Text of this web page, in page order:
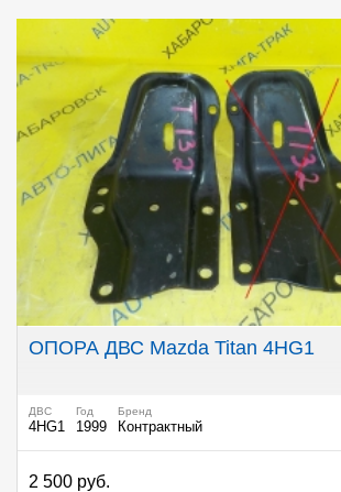
ОПОРА ДВС Mazda Titan 4HG1
ДВС
4HG1
Год
1999
Бренд
Контрактный
2 500 руб.